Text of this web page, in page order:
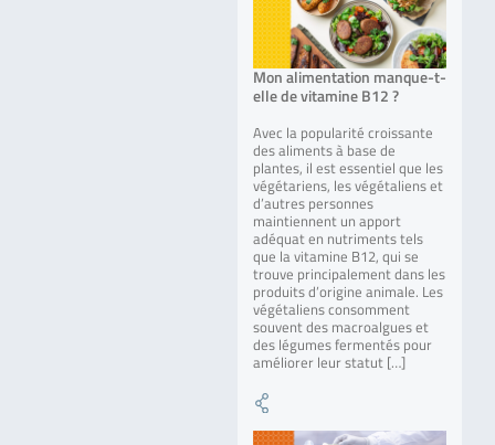
Mon alimentation manque-t-
elle de vitamine B12 ?
Avec la popularité croissante
des aliments à base de
plantes, il est essentiel que les
végétariens, les végétaliens et
d’autres personnes
maintiennent un apport
adéquat en nutriments tels
que la vitamine B12, qui se
trouve principalement dans les
produits d’origine animale. Les
végétaliens consomment
souvent des macroalgues et
des légumes fermentés pour
améliorer leur statut […]